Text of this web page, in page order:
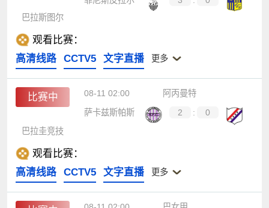
巴拉斯图尔
观看比赛：
高清线路
CCTV5 文字直播 更多
比赛中 08-11 02:00
阿丙曼特
萨卡兹斯帕斯
2 :
0
巴拉圭竞技
观看比赛：
高清线路
CCTV5 文字直播 更多